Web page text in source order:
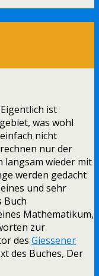
ist
was wohl
nicht
nur der
langsam wieder mit
werden gedacht
und sehr
Buch
Mathematikum,
zur
des Giessener
des Buches, Der